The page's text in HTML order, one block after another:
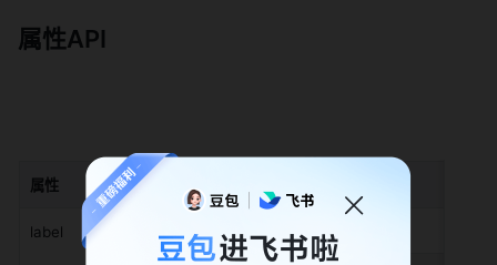
属性API
属性
label object